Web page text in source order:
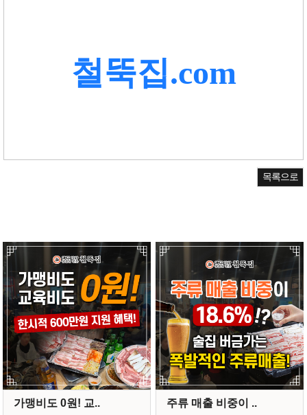
철뚝집.com
목록으로
가맹비도 0원! 교.. 주류 매출 비중이 ..